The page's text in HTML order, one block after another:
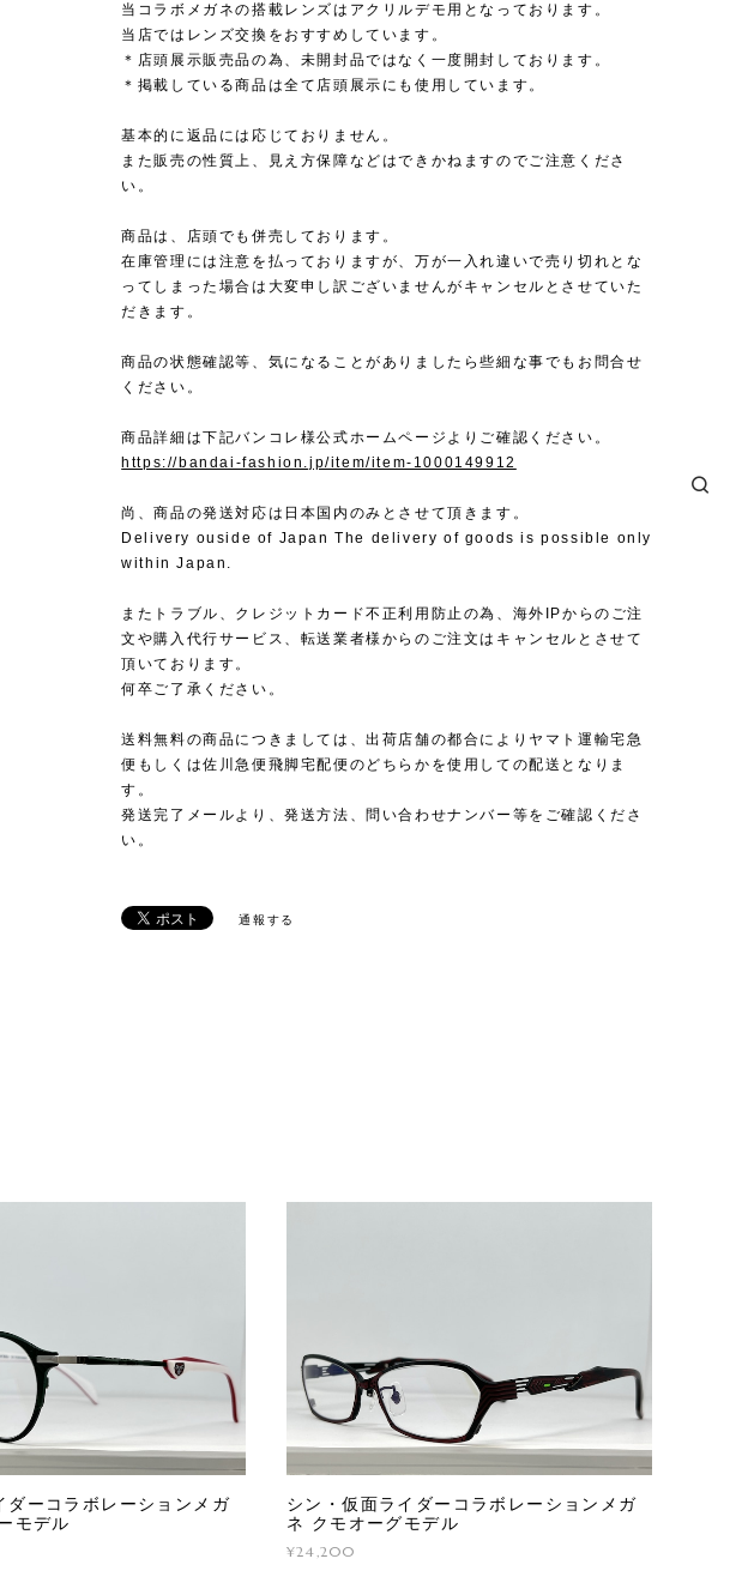
当コラボメガネの搭載レンズはアクリルデモ用となっております。
当店ではレンズ交換をおすすめしています。
＊店頭展示販売品の為、未開封品ではなく一度開封しております。
＊掲載している商品は全て店頭展示にも使用しています。
基本的に返品には応じておりません。
また販売の性質上、見え方保障などはできかねますのでご注意くださ
い。
商品は、店頭でも併売しております。
在庫管理には注意を払っておりますが、万が一入れ違いで売り切れとな
ってしまった場合は大変申し訳ございませんがキャンセルとさせていた
だきます。
商品の状態確認等、気になることがありましたら些細な事でもお問合せ
ください。
商品詳細は下記バンコレ様公式ホームページよりご確認ください。
https://bandai-fashion.jp/item/item-1000149912
尚、商品の発送対応は日本国内のみとさせて頂きます。
Delivery ouside of Japan The delivery of goods is possible only
within Japan.
またトラブル、クレジットカード不正利用防止の為、海外IPからのご注
文や購入代行サービス、転送業者様からのご注文はキャンセルとさせて
頂いております。
何卒ご了承ください。
送料無料の商品につきましては、出荷店舗の都合によりヤマト運輸宅急
便もしくは佐川急便飛脚宅配便のどちらかを使用しての配送となりま
す。
発送完了メールより、発送方法、問い合わせナンバー等をご確認くださ
い。
通報する
ダーコラボレーションメガ
モデル
シン・仮面ライダーコラボレーションメガ
ネ クモオーグモデル
¥24,200